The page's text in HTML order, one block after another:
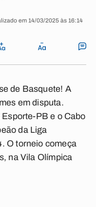
em 14/03/2025 às 16:14
de Basquete! A
em disputa.
PB e o Cabo
da Liga
O torneio começa
na Vila Olímpica